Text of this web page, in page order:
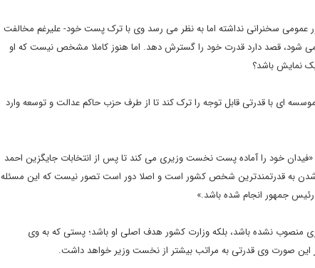
عمومی سخنرانی نداشته اما به نظر می رسد وی با ترک پست خود- علیرغم مخالفت
می شود، قصد دارد قدرت خود را گسترش دهد. اما هنوز کاملا مشخص نیست که او
نمایش باشد؟
47 ساله شغل موفق خود در مرکز موسسه ای با قدرتی قابل توجه را ترک کند تا از طرف حزب حاکم عدالت و توسعه وارد
خود را آماده پست نخست وزیری می کند تا پس از انتخابات جایگزین احمد
شدن به قدرتمندترین شخص کشور است و اصلا دور است تصور نیست که این مسئله
جمهور انجام شده باشد.»
نشده باشد، بلکه وزارت کشور هدف اصلی او باشد؛ پستی که به وی
این صورت وی قدرتی به مراتب بیشتر از نخست وزیر خواهد داشت.